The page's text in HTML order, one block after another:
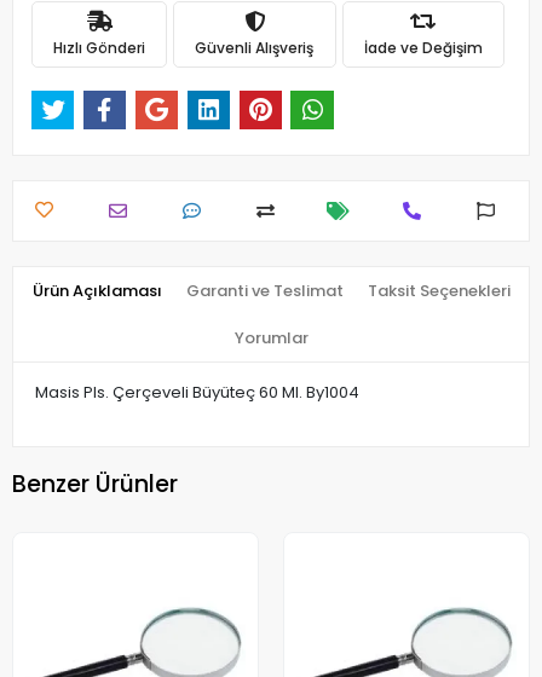
Hızlı Gönderi Güvenli Alışveriş İade ve Değişim
Ürün Açıklaması Garanti ve Teslimat Taksit Seçenekleri
Yorumlar
Masis Pls. Çerçeveli Büyüteç 60 Ml. By1004
Benzer Ürünler